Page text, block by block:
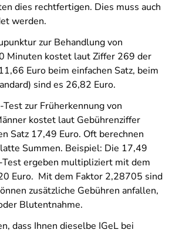
dies rechtfertigen. Dies muss auch
werden.
zur Behandlung von
Minuten kostet laut Ziffer 269 der
Euro beim einfachen Satz, beim
sind es 26,82 Euro.
zur Früherkennung von
kostet laut Gebührenziffer
Satz 17,49 Euro. Oft berechnen
Summen. Beispiel: Die 17,49
Test ergeben multipliziert mit dem
Euro. Mit dem Faktor 2,28705 sind
zusätzliche Gebühren anfallen,
Blutentnahme.
dass Ihnen dieselbe IGeL bei